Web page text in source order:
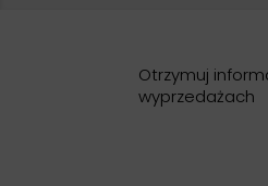
Otrzymuj
wyprzedażach